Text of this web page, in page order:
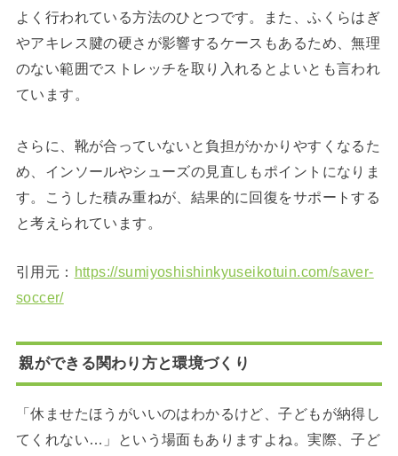
よく行われている方法のひとつです。また、ふくらはぎ
やアキレス腱の硬さが影響するケースもあるため、無理
のない範囲でストレッチを取り入れるとよいとも言われ
ています。
さらに、靴が合っていないと負担がかかりやすくなるた
め、インソールやシューズの見直しもポイントになりま
す。こうした積み重ねが、結果的に回復をサポートする
と考えられています。
引用元： https://sumiyoshishinkyuseikotuin.com/saver-
soccer/
親ができる関わり方と環境づくり
「休ませたほうがいいのはわかるけど、子どもが納得し
てくれない…」という場面もありますよね。実際、子ど